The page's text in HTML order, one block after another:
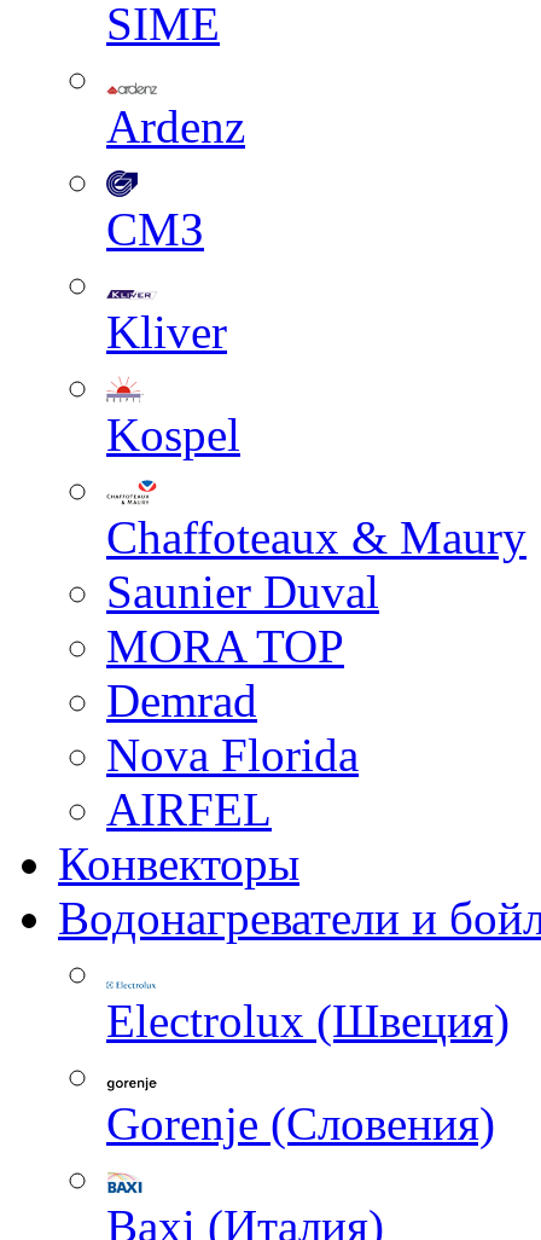
SIME
Ardenz
СМЗ
Kliver
Kospel
Chaffoteaux & Maury
Saunier Duval
MORA TOP
Demrad
Nova Florida
AIRFEL
Конвекторы
Водонагреватели и
Electrolux (Швеция)
Gorenje (Словения)
Baxi (Италия)